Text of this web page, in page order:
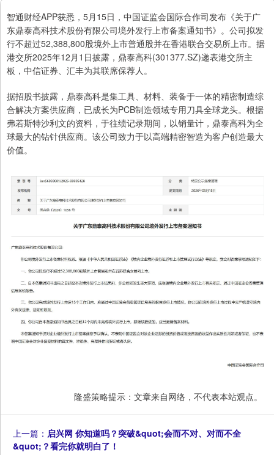
智通财经APP获悉，5月15日，中国证监会国际合作司发布《关于广
东鼎泰高科技术股份有限公司境外发行上市备案通知书》。公司拟发
行不超过52,388,800股境外上市普通股并在香港联合交易所上市。据
港交所2025年12月1日披露，鼎泰高科(301377.SZ)递表港交所主
板，中信证券、汇丰为其联席保荐人。
据招股书披露，鼎泰高科是集工具、材料、装备于一体的精密制造综
合解决方案供应商，已成长为PCB制造领域专用刀具全球龙头。根据
弗若斯特沙利文的资料，于往绩记录期间，以销量计，鼎泰高科为全
球最大的钻针供应商。该公司致力于以高端精密智造为客户创造最大
价值。
隆盛策略提示：文章来自网络，不代表本站观点。
上一篇： 启兴网 你知道吗？突破&quot;会而不对、对而不全
&quot;？看完你就明白了！